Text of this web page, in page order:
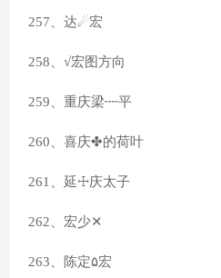
257、达☄宏
258、√宏图方向
259、重庆梁┉平
260、喜庆✤的荷叶
261、延☩庆太子
262、宏少✕
263、陈定۵宏